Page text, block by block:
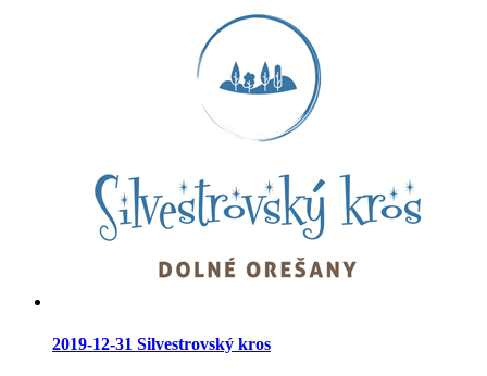
2019-12-31 Silvestrovský kros